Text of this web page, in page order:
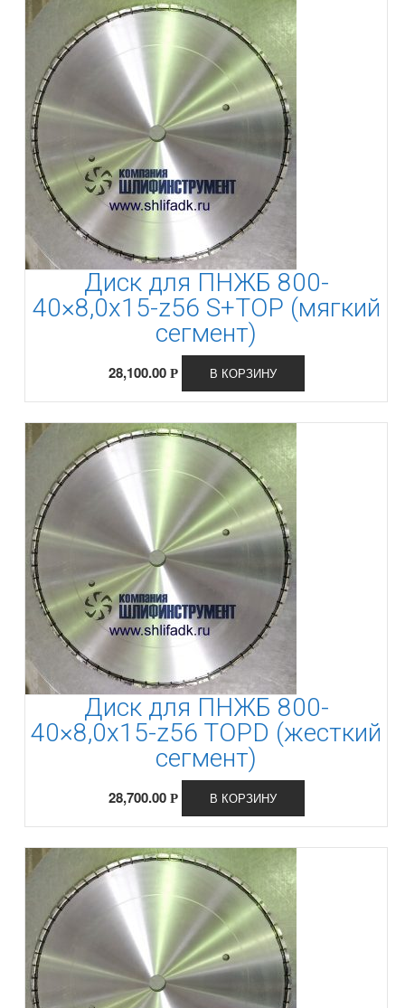
Диск для ПНЖБ 800-
40×8,0x15-z56 S+TOP (мягкий
сегмент)
28,100.00 Р В КОРЗИНУ
Диск для ПНЖБ 800-
40×8,0x15-z56 TOPD (жесткий
сегмент)
28,700.00 Р В КОРЗИНУ